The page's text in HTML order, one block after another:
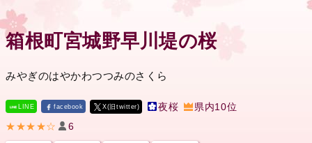
箱根町宮城野早川堤の桜
みやぎのはやかわつつみのさくら
LINE facebook X(旧twitter) 夜桜 県内10位
★★★★☆ 6